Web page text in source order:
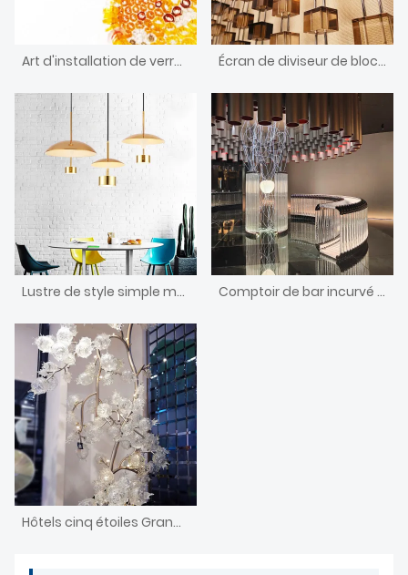
Art d'installation de verre en trois dimensions Écran de diviseur de bloc de cristal de réception de grand hôtel de conception unique
Lustre de style simple moderne personnalisé Comptoir de bar incurvé décoratif de conception unique de concepteur fait sur commande avec la lumière
Hôtels cinq étoiles Grands arbres fruitiers en verre soufflé de Murano sur mesure